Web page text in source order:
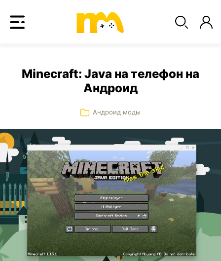
Minecraft: Java на телефон на
Андроид
Андроид моды